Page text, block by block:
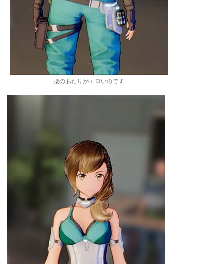
腰のあたりがエロいのです